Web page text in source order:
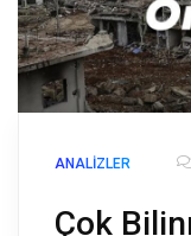
ANALIZLER
Çok